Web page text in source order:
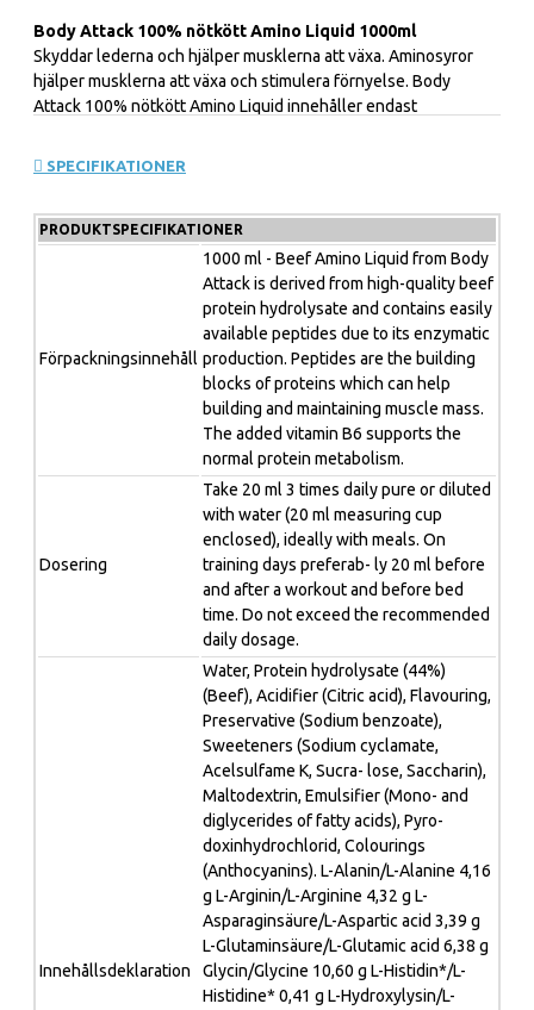
Body Attack 100% nötkött Amino Liquid 1000ml
Skyddar lederna och hjälper musklerna att växa. Aminosyror
hjälper musklerna att växa och stimulera förnyelse. Body
Attack 100% nötkött Amino Liquid innehåller endast
lederna på grund av kollagenprotein.
Detta är ett kosttillskott och kan ej ersätta en varierad
kost. Personer under 18 år skall ej ta kosttillskott, ej
heller gravida eller ammande. Förvaras oåtkomligt för
barn. Dagsintaget bör ej överskridas.
SPECIFIKATIONER
PRODUKTSPECIFIKATIONER
Förpackningsinnehåll
1000 ml - Beef Amino Liquid from Body
Attack is derived from high-quality beef
protein hydrolysate and contains easily
available peptides due to its enzymatic
production. Peptides are the building
blocks of proteins which can help
building and maintaining muscle mass.
The added vitamin B6 supports the
normal protein metabolism.
Dosering
Take 20 ml 3 times daily pure or diluted
with water (20 ml measuring cup
enclosed), ideally with meals. On
training days preferab- ly 20 ml before
and after a workout and before bed
time. Do not exceed the recommended
daily dosage.
Innehållsdeklaration
Water, Protein hydrolysate (44%)
(Beef), Acidifier (Citric acid), Flavouring,
Preservative (Sodium benzoate),
Sweeteners (Sodium cyclamate,
Acelsulfame K, Sucra- lose, Saccharin),
Maltodextrin, Emulsifier (Mono- and
diglycerides of fatty acids), Pyro-
doxinhydrochlorid, Colourings
(Anthocyanins). L-Alanin/L-Alanine 4,16
g L-Arginin/L-Arginine 4,32 g L-
Asparaginsäure/L-Aspartic acid 3,39 g
L-Glutaminsäure/L-Glutamic acid 6,38 g
Glycin/Glycine 10,60 g L-Histidin*/L-
Histidine* 0,41 g L-Hydroxylysin/L-